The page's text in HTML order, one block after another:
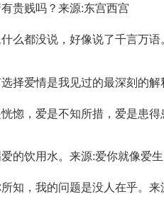
贵贱吗？来源:东宫西宫
么都没说，好像说了千言万
择爱情是我见过的最深刻的
惚，爱是不知所措，爱是患
的饮用水。来源:爱你就像爱生
知，我的问题是没人在乎。来